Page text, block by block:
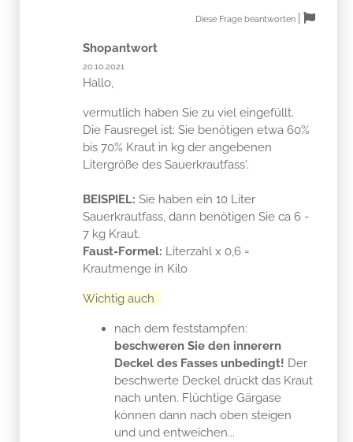
Diese Frage beantworten
Shopantwort
20.10.2021
Hallo,
vermutlich haben Sie zu viel eingefüllt.
Die Fausregel ist: Sie benötigen etwa 60%
bis 70% Kraut in kg der angebenen
Litergröße des Sauerkrautfass'.
BEISPIEL: Sie haben ein 10 Liter
Sauerkrautfass, dann benötigen Sie ca 6 -
7 kg Kraut.
Faust-Formel: Literzahl x 0,6 =
Krautmenge in Kilo
Wichtig auch
nach dem feststampfen:
beschweren Sie den innerern
Deckel des Fasses unbedingt! Der
beschwerte Deckel drückt das Kraut
nach unten. Flüchtige Gärgase
können dann nach oben steigen
und und entweichen...